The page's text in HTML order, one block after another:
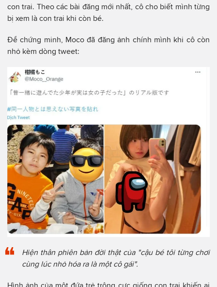
con trai. Theo các bài đăng mới nhất, cô cho biết mình từng
bị xem là con trai khi còn bé.
Để chứng minh, Moco đã đăng ảnh chính mình khi cô còn
nhỏ kèm dòng tweet:
Hiện thân phiên bản đời thật của "cậu bé tôi từng chơi
cùng lúc nhỏ hóa ra là một cô gái".